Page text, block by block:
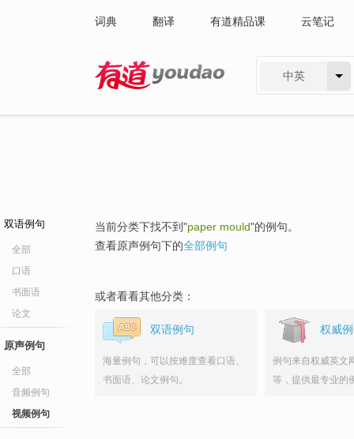
词典 翻译 有道精品课 云笔记
中英
双语例句
全部
口语
书面语
论文
原声例句
全部
音频例句
视频例句
当前分类下找不到"paper mould"的例句。
查看原声例句下的全部例句
或者看看其他分类：
双语例句
海量例句，可以按难度查看口语、
书面语、论文例句。
权威
例句来自权威英文
等，提供最专业的